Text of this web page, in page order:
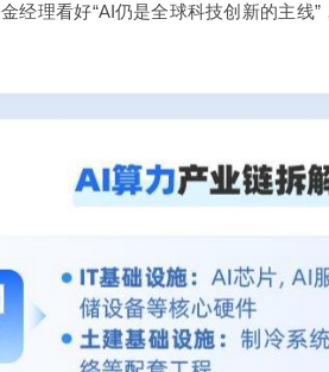
经理看好“AI仍是全球科技创新的主线